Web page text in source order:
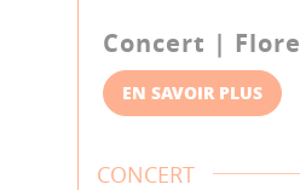
Concert |
EN SAVOIR PLUS
CONCERT